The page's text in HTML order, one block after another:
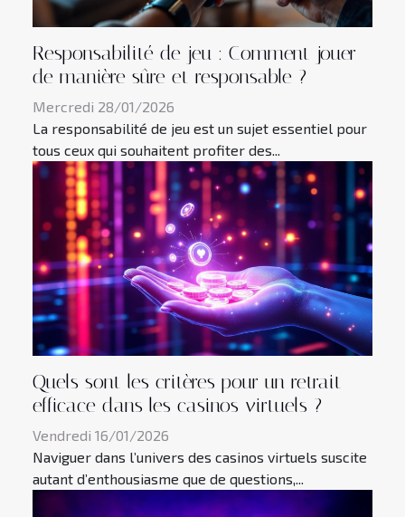
Responsabilité de jeu : Comment jouer
de manière sûre et responsable ?
Mercredi 28/01/2026
La responsabilité de jeu est un sujet essentiel pour
tous ceux qui souhaitent profiter des...
Quels sont les critères pour un retrait
efficace dans les casinos virtuels ?
Vendredi 16/01/2026
Naviguer dans l’univers des casinos virtuels suscite
autant d’enthousiasme que de questions,...